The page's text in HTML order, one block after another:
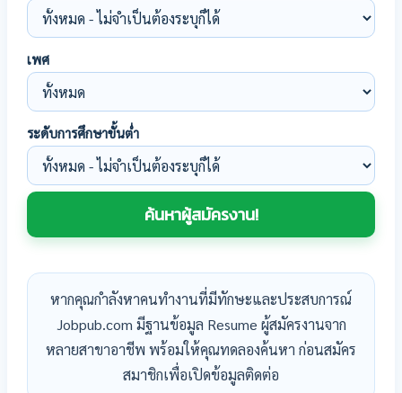
เพศ
ระดับการศึกษาขั้นต่ำ
หากคุณกำลังหาคนทำงานที่มีทักษะและประสบการณ์
Jobpub.com มีฐานข้อมูล Resume ผู้สมัครงานจาก
หลายสาขาอาชีพ พร้อมให้คุณทดลองค้นหา ก่อนสมัคร
สมาชิกเพื่อเปิดข้อมูลติดต่อ